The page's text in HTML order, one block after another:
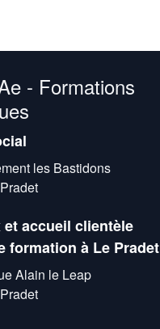
- Formations
les Bastidons
et accueil clientèle
formation à Le Pradet
Alain le Leap